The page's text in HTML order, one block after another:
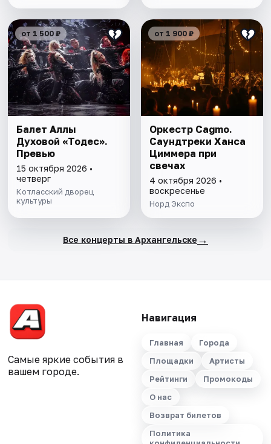
от 1 500 ₽
Балет Аллы
Духовой «Тодес».
Превью
15 октября 2026 •
четверг
Котласский дворец
культуры
от 1 900 ₽
Оркестр Cagmo.
Саундтреки Ханса
Циммера при
свечах
4 октября 2026 •
воскресенье
Норд Экспо
Все концерты в Архангельске →
Самые яркие события в
вашем городе.
Навигация
Главная
Города
Площадки
Артисты
Рейтинги
Промокоды
О нас
Возврат билетов
Политика